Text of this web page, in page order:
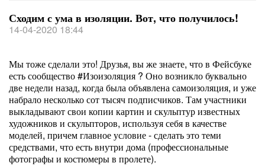
Сходим с ума в изоляции. Вот, что получилось!
14-04-2020 18:44
Мы тоже сделали это! Друзья, вы же знаете, что в Фейсбуке
есть сообщество #Изоизоляция ? Оно возникло буквально
две недели назад, когда была объявлена самоизоляция, и уже
набрало несколько сот тысяч подписчиков. Там участники
выкладывают свои копии картин и скульптур известных
художников и скульпторов, используя себя в качестве
моделей, причем главное условие - сделать это теми
средствами, что есть внутри дома (профессиональные
фотографы и костюмеры в пролете).